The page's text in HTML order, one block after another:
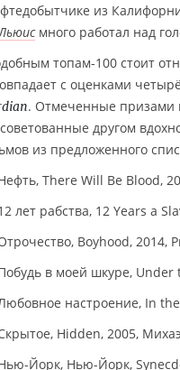
из
много работал над
топам-100 стоит
с оценками
. Отмеченные призами
другом
из предложенного
There Will Be Blood,
лет рабства, 12 Years a
Boyhood, 2014,
в моей шкуре, Under
настроение, In
Hidden, 2005,
Йорк, Нью-Йорк,